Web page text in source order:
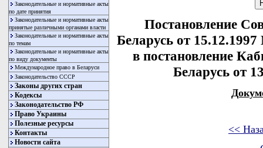
Законодательные и нормативные акты
по дате принятия
Законодательные и нормативные акты
принятые различными органами власти
Законодательные и нормативные акты
по темам
Законодательные и нормативные акты
по виду документы
Международное право в Беларуси
Законодательство СССР
Законы других стран
Кодексы
Законодательство РФ
Право Украины
Полезные ресурсы
Контакты
Новости сайта
Постановление
Беларусь от
в постановление
Беларусь от
<<